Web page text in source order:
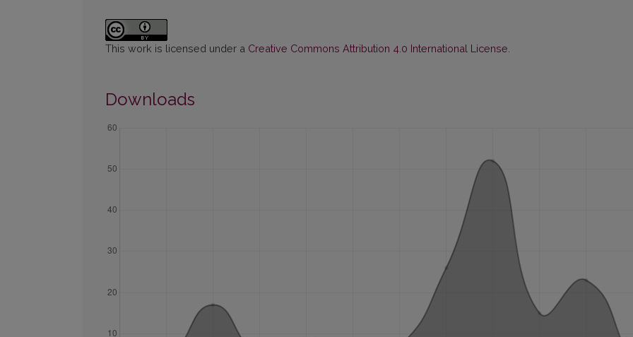
This work is licensed under a Creative Commons Attribution 4.0 International License
Downloads